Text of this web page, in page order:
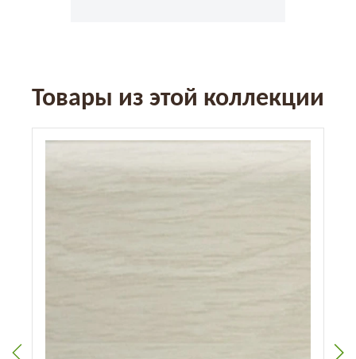
Товары из этой коллекции